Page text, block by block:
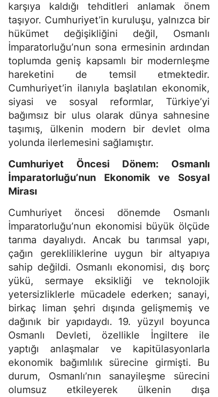
karşıya kaldığı tehditleri anlamak önem
taşıyor. Cumhuriyet’in kuruluşu, yalnızca bir
hükümet değişikliğini değil, Osmanlı
İmparatorluğu’nun sona ermesinin ardından
toplumda geniş kapsamlı bir modernleşme
hareketini de temsil etmektedir.
Cumhuriyet’in ilanıyla başlatılan ekonomik,
siyasi ve sosyal reformlar, Türkiye’yi
bağımsız bir ulus olarak dünya sahnesine
taşımış, ülkenin modern bir devlet olma
yolunda ilerlemesini sağlamıştır.
Cumhuriyet Öncesi Dönem: Osmanlı
İmparatorluğu’nun Ekonomik ve Sosyal
Mirası
Cumhuriyet öncesi dönemde Osmanlı
İmparatorluğu’nun ekonomisi büyük ölçüde
tarıma dayalıydı. Ancak bu tarımsal yapı,
çağın gerekliliklerine uygun bir altyapıya
sahip değildi. Osmanlı ekonomisi, dış borç
yükü, sermaye eksikliği ve teknolojik
yetersizliklerle mücadele ederken; sanayi,
birkaç liman şehri dışında gelişmemiş ve
dağınık bir yapıdaydı. 19. yüzyıl boyunca
Osmanlı Devleti, özellikle İngiltere ile
yaptığı anlaşmalar ve kapitülasyonlarla
ekonomik bağımlılık sürecine girmişti. Bu
durum, Osmanlı’nın sanayileşme sürecini
olumsuz etkileyerek ülkenin dışa